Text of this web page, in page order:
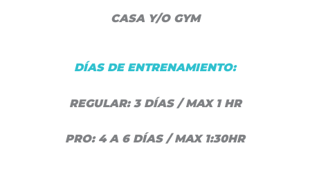
CASA Y/O GYM
DÍAS DE ENTRENAMIENTO:
REGULAR: 3 DÍAS / MAX 1 HR
PRO: 4 A 6 DÍAS / MAX 1:30HR